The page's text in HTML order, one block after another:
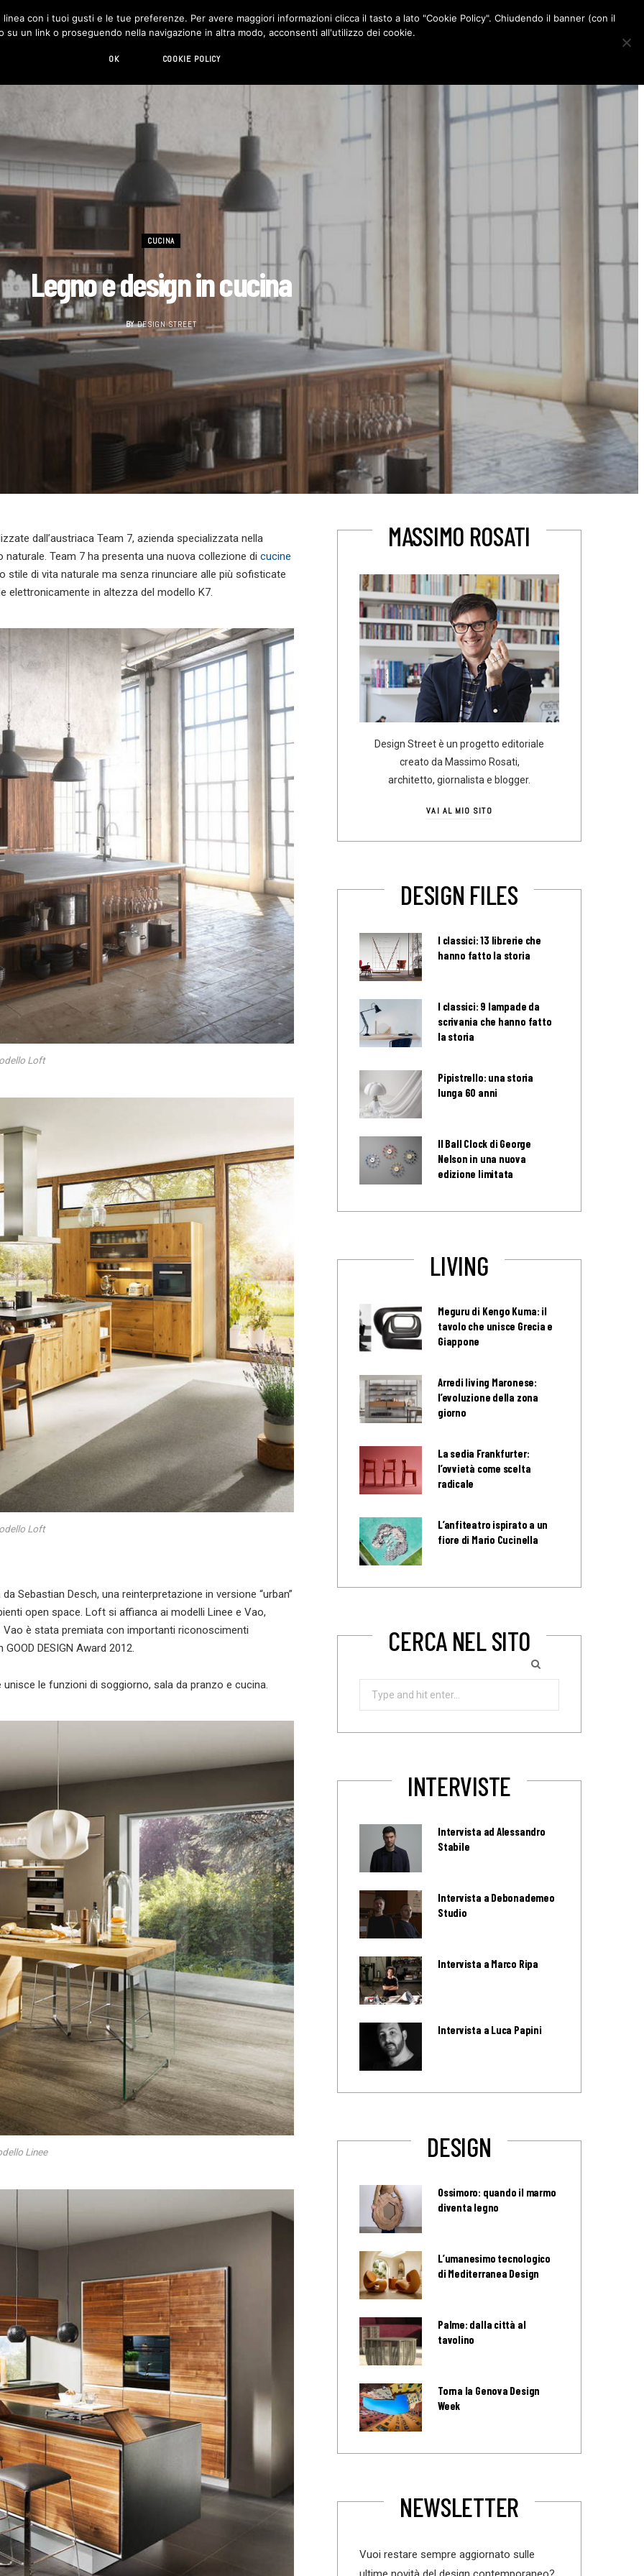
DESIGN LIVING HI-TECH CHI SIAMO CONTATTI
o
o
k
g
r
d
I
CUCINA
Legno e design in cucina
BY DESIGN STREET
dall’austriaca Team 7, azienda specializzata nella
Team 7 ha presenta una nuova collezione di cucine
di vita naturale ma senza rinunciare alle più sofisticate
elettronicamente in altezza del modello K7.
Loft
Loft
Sebastian Desch, una reinterpretazione in versione “urban”
open space. Loft si affianca ai modelli Linee e Vao,
è stata premiata con importanti riconoscimenti
DESIGN Award 2012.
le funzioni di soggiorno, sala da pranzo e cucina.
Linee
MASSIMO ROSATI
Design Street è un progetto editoriale
creato da Massimo Rosati,
architetto, giornalista e blogger.
VAI AL MIO SITO
DESIGN FILES
I classici: 13 librerie che
hanno fatto la storia
I classici: 9 lampade da
scrivania che hanno fatto
la storia
Pipistrello: una storia
lunga 60 anni
Il Ball Clock di George
Nelson in una nuova
edizione limitata
LIVING
Meguru di Kengo Kuma: il
tavolo che unisce Grecia e
Giappone
Arredi living Maronese:
l’evoluzione della zona
giorno
La sedia Frankfurter:
l’ovvietà come scelta
radicale
L’anfiteatro ispirato a un
fiore di Mario Cucinella
CERCA NEL SITO
Search
INTERVISTE
Intervista ad Alessandro
Stabile
Intervista a Debonademeo
Studio
Intervista a Marco Ripa
Intervista a Luca Papini
DESIGN
Ossimoro: quando il marmo
diventa legno
L’umanesimo tecnologico
di Mediterranea Design
Palme: dalla città al
tavolino
Torna la Genova Design
Week
NEWSLETTER
Vuoi restare sempre aggiornato sulle
con i tuoi gusti e le tue preferenze. Per avere maggiori informazioni clicca il tasto a lato "Cookie Policy". Chiudendo il banner (con il
su un link o proseguendo nella navigazione in altra modo, acconsenti all'utilizzo dei cookie.
OK COOKIE POLICY